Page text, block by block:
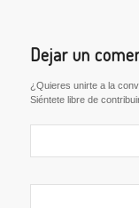
Dejar un
¿Quieres unirte a la
Siéntete libre de